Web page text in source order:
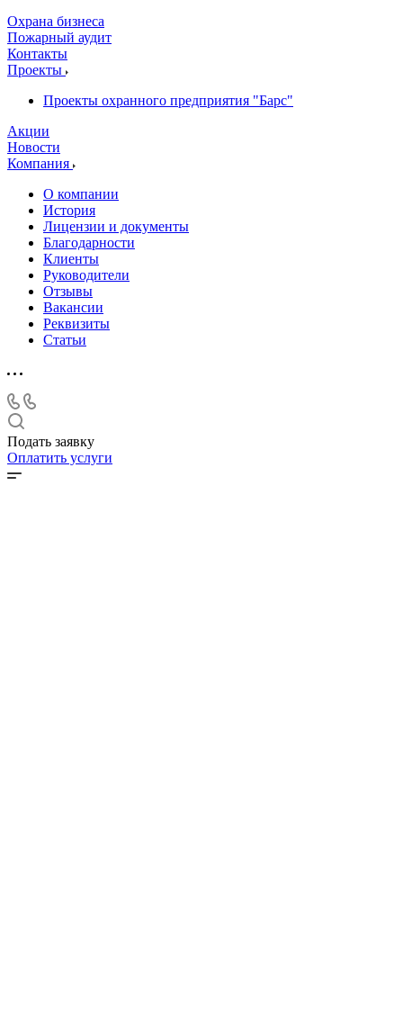
Охрана бизнеса
Пожарный аудит
Контакты
Проекты
Проекты охранного предприятия "Барс"
Акции
Новости
Компания
О компании
История
Лицензии и документы
Благодарности
Клиенты
Руководители
Отзывы
Вакансии
Реквизиты
Статьи
Подать заявку
Оплатить услуги